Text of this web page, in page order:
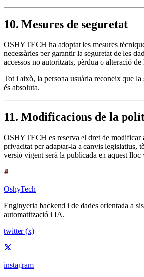
10. Mesures de seguretat
OSHYTECH ha adoptat les mesures
necessàries per garantir la seguretat de les
accessos no autoritzats, pèrdua o alteració de
Tot i això, la persona usuària reconeix que la
és absoluta.
11. Modificacions de la
OSHYTECH es reserva el dret de modificar
privacitat per adaptar-la a canvis legislatius,
versió vigent serà la publicada en aquest lloc
OshyTech
Enginyeria backend i de dades orientada a
automatització i IA.
twitter (x)
instagram